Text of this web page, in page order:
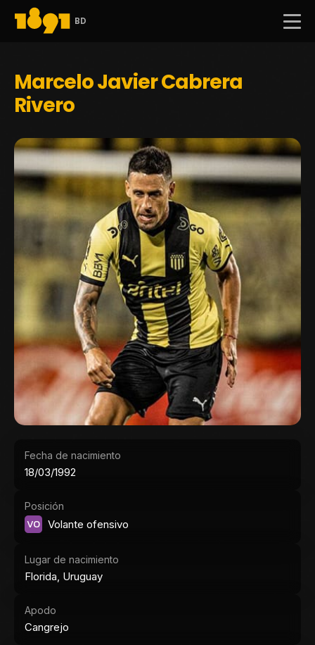
BD
Marcelo Javier Cabrera
Rivero
Fecha de nacimiento
18/03/1992
Posición
VO Volante ofensivo
Lugar de nacimiento
Florida, Uruguay
Apodo
Cangrejo